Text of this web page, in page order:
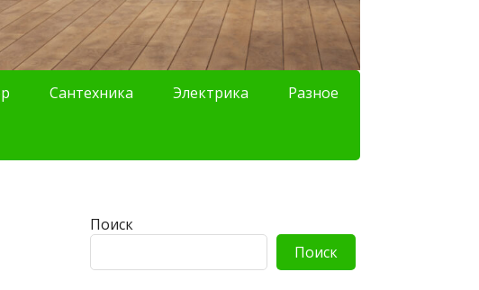
Сантехника Электрика Разное
Поиск
Поиск